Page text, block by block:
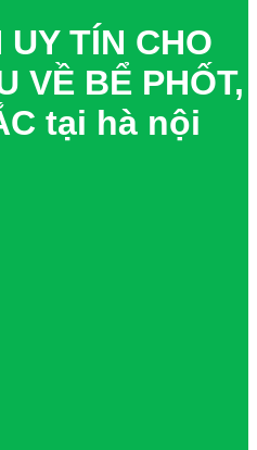
TÍN CHO
VỀ BỂ PHỐT,
tại hà nội